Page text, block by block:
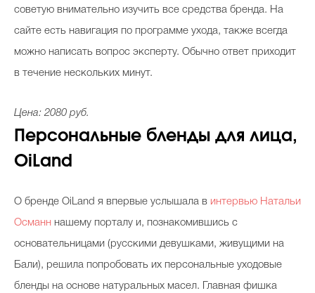
советую внимательно изучить все средства бренда. На
сайте есть навигация по программе ухода, также всегда
можно написать вопрос эксперту. Обычно ответ приходит
в течение нескольких минут.
Цена: 2080 руб.
Персональные бленды для лица,
OiLand
О бренде OiLand я впервые услышала в интервью Натальи
Османн нашему порталу и, познакомившись с
основательницами (русскими девушками, живущими на
Бали), решила попробовать их персональные уходовые
бленды на основе натуральных масел. Главная фишка